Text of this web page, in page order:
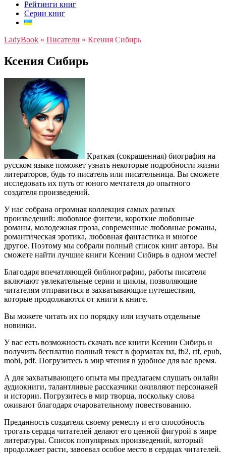
Рейтинги книг
Серии книг
LadyBook » Писатели » Ксения Сибирь
Ксения Сибирь
Краткая (сокращенная) биография на
русском языке поможет узнать некоторые подробности жизни
литераторов, будь то писатель или писательница. Вы сможете
исследовать их путь от юного мечтателя до опытного
создателя произведений.
У нас собрана огромная коллекция самых разных
произведений: любовное фэнтези, короткие любовные
романы, молодежная проза, современные любовные романы,
романтическая эротика, любовная фантастика и многое
другое. Поэтому мы собрали полный список книг автора. Вы
сможете найти лучшие книги Ксении Сибирь в одном месте!
Благодаря впечатляющей библиографии, работы писателя
включают увлекательные серии и циклы, позволяющие
читателям отправиться в захватывающие путешествия,
которые продолжаются от книги к книге.
Вы можете читать их по порядку или изучать отдельные
новинки.
У вас есть возможность скачать все книги Ксении Сибирь и
получить бесплатно полный текст в форматах txt, fb2, rtf, epub,
mobi, pdf. Погрузитесь в мир чтения в удобное для вас время.
А для захватывающего опыта мы предлагаем слушать онлайн
аудиокниги, талантливые рассказчики оживляют персонажей
и истории. Погрузитесь в мир творца, поскольку слова
оживают благодаря очаровательному повествованию.
Преданность создателя своему ремеслу и его способность
трогать сердца читателей делают его ценной фигурой в мире
литературы. Список популярных произведений, который
продолжает расти, завоевал особое место в сердцах читателей.